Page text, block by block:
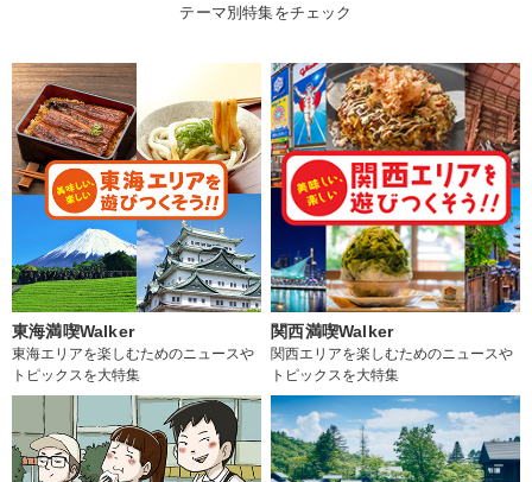
テーマ別特集をチェック
東海満喫Walker
東海エリアを楽しむためのニュースや
トピックスを大特集
関西満喫Walker
関西エリアを楽しむためのニュースや
トピックスを大特集